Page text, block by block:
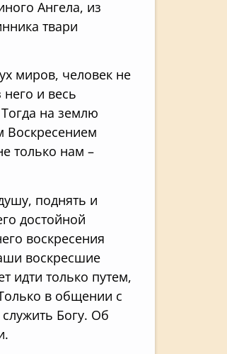
Ангела, из
твари
миров, человек не
и весь
на землю
Воскресением
только нам –
поднять и
достойной
воскресения
воскресшие
идти только путем,
в общении с
Богу. Об